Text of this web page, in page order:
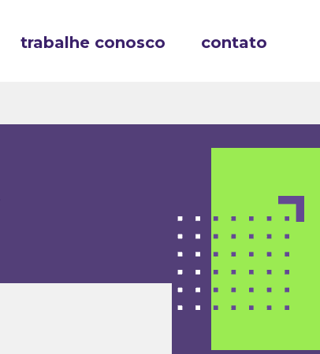
trabalhe conosco contato